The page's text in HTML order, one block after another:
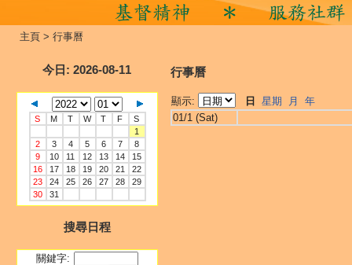
主頁 > 行事曆
今日 : 2026-08-11
S M T W T F
S
1
2
3 4 5 6 7
8
9
10 11 12 13 14
15
16
17 18 19 20 21
22
23
24 25 26 27 28
29
30
31
搜尋日程
關鍵字:
行事曆
顯示: 日 星期 月
年
01/1 (Sat)